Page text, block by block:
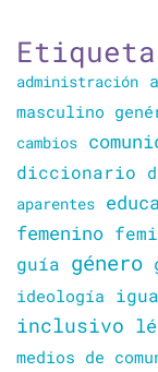
administración
masculino
cambios
diccionario
aparentes
femenino
guía género
ideología
inclusivo
medios de